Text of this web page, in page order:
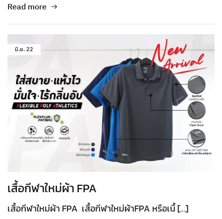
Read more
มิ.ย.22
เสื้อกีฬาใหม่ผ้า FPA
เสื้อกีฬาใหม่ผ้า FPA เสื้อกีฬาใหม่ผ้าFPA หรือเนื้ […]